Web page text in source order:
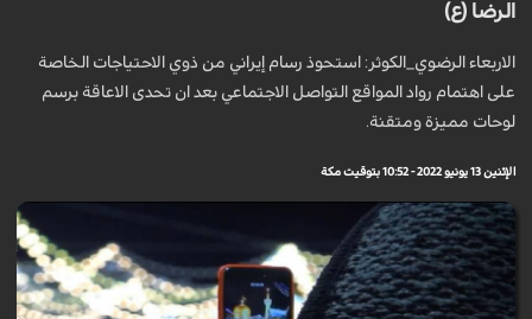
الرضا (ع)
الاربعاء الرضوي_الكوثر: استحوذ رسام إيراني من ذوي الاحتياجات الخاصة
على اهتمام رواد المواقع التواصل الاجتماعي بعد ان تحدى الاعاقة برسم
لوحات مميزة ومتقنة.
الإثنين 13 يونيو 2022 - 10:52 بتوقيت مكة